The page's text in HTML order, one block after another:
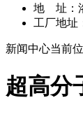
地 址：
工厂地址
新闻中心当前
超高分